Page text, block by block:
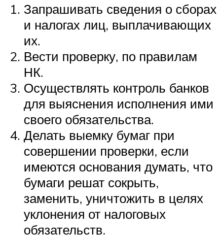
Запрашивать сведения о сборах
и налогах лиц, выплачивающих
их.
Вести проверку, по правилам
НК.
Осуществлять контроль банков
для выяснения исполнения ими
своего обязательства.
Делать выемку бумаг при
совершении проверки, если
имеются основания думать, что
бумаги решат сокрыть,
заменить, уничтожить в целях
уклонения от налоговых
обязательств.